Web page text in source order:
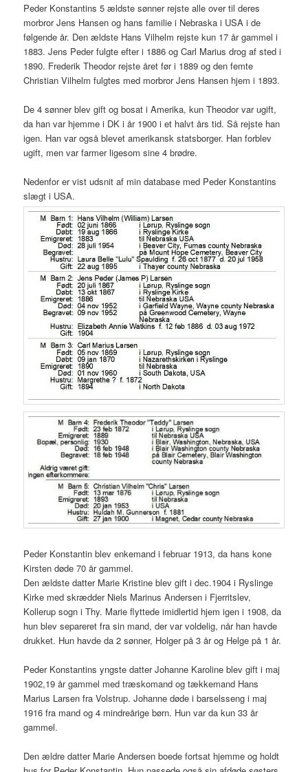
Peder Konstantins 5 ældste sønner rejste alle over til deres
morbror Jens Hansen og hans familie i Nebraska i USA i de
følgende år. Den ældste Hans Vilhelm rejste kun 17 år gammel i
1883. Jens Peder fulgte efter i 1886 og Carl Marius drog af sted i
1890. Frederik Theodor rejste året før i 1889 og den femte
Christian Vilhelm fulgtes med morbror Jens Hansen hjem i 1893.
De 4 sønner blev gift og bosat i Amerika, kun Theodor var ugift,
da han var hjemme i DK i år 1900 i et halvt års tid. Så rejste han
igen. Han var også blevet amerikansk statsborger. Han forblev
ugift, men var farmer ligesom sine 4 brødre.
Nedenfor er vist udsnit af min database med Peder Konstantins
slægt i USA.
Peder Konstantin blev enkemand i februar 1913, da hans kone
Kirsten døde 70 år gammel.
Den ældste datter Marie Kristine blev gift i dec.1904 i Ryslinge
Kirke med skrædder Niels Marinus Andersen i Fjerritslev,
Kollerup sogn i Thy. Marie flyttede imidlertid hjem igen i 1908, da
hun blev separeret fra sin mand, der var voldelig, når han havde
drukket. Hun havde da 2 sønner, Holger på 3 år og Helge på 1 år.
Peder Konstantins yngste datter Johanne Karoline blev gift i maj
1902,19 år gammel med træskomand og tækkemand Hans
Marius Larsen fra Volstrup. Johanne døde i barselsseng i maj
1916 fra mand og 4 mindreårige børn. Hun var da kun 33 år
gammel.
Den ældre datter Marie Andersen boede fortsat hjemme og holdt